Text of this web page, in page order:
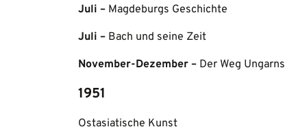
Juli – Magdeburgs Geschichte
Juli – Bach und seine Zeit
November-Dezember – Der Weg Ungarns
1951
Ostasiatische Kunst